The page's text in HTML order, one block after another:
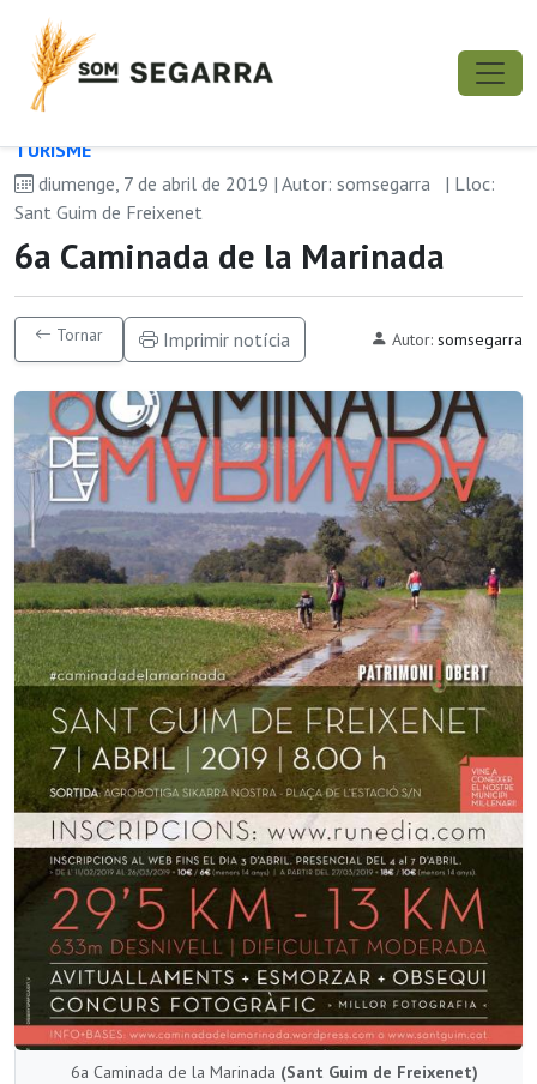
TURISME
diumenge, 7 de abril de 2019 | Autor: somsegarra
| Lloc:
Sant Guim de Freixenet
6a Caminada de la Marinada
Tornar Imprimir notícia Autor: somsegarra
6a Caminada de la Marinada (Sant Guim de Freixenet)